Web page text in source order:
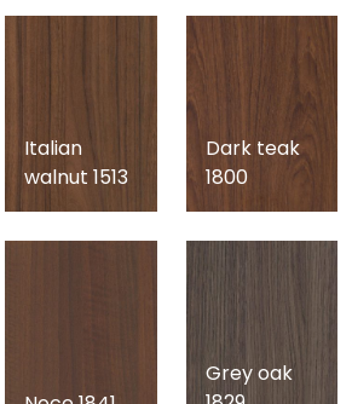
Italian
walnut 1513
Dark teak
1800
Grey oak